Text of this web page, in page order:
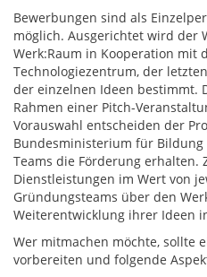
Bewerbungen sind als
möglich. Ausgerichtet wird der
Werk:Raum in Kooperation mit
Technologiezentrum, der
der einzelnen Ideen bestimmt.
Rahmen einer Pitch-
Vorauswahl entscheiden der
Bundesministerium für Bildung
Teams die Förderung erhalten.
Dienstleistungen im Wert von
Gründungsteams über den
Weiterentwicklung ihrer Ideen
Wer mitmachen möchte, sollte
vorbereiten und folgende